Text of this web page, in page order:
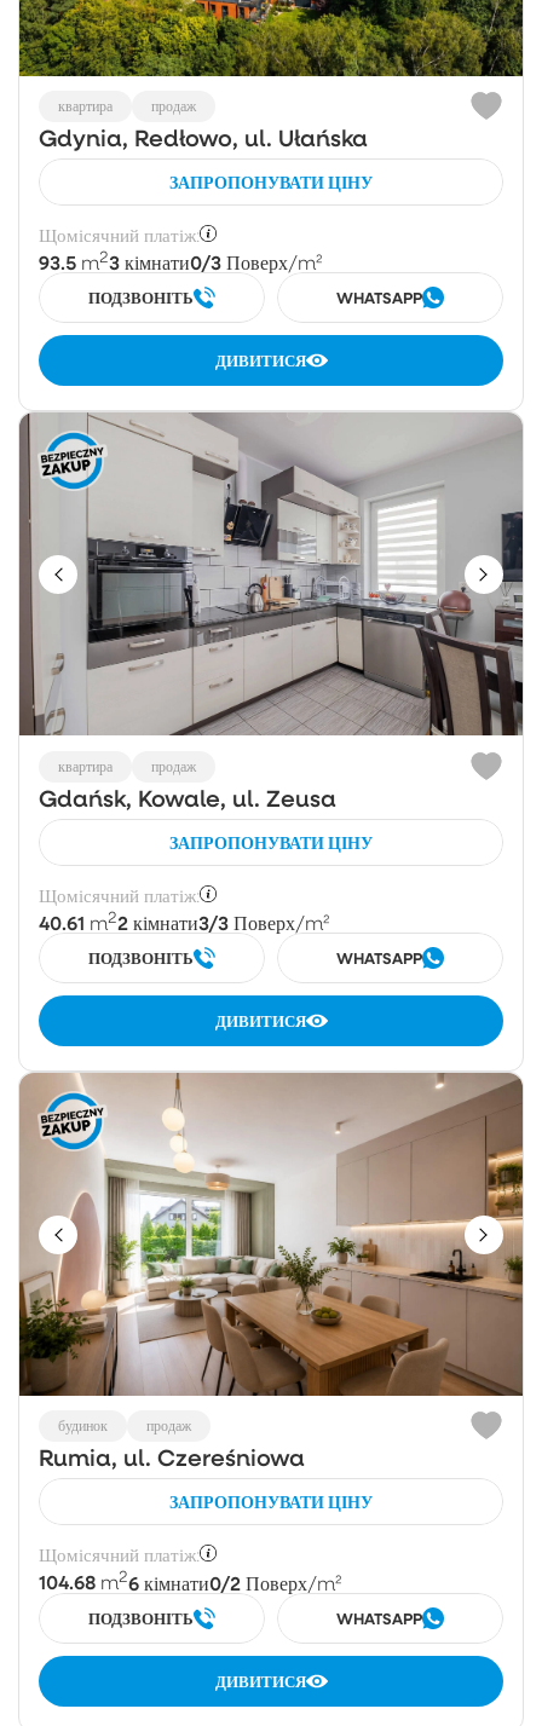
квартира продаж
Gdynia, Redłowo, ul. Ułańska
ЗАПРОПОНУВАТИ ЦІНУ
Щомісячний платіж:
93.5 m23 кімнати0/3 Поверх/m²
ПОДЗВОНІТЬ WHATSAPP
ДИВИТИСЯ
квартира продаж
Gdańsk, Kowale, ul. Zeusa
ЗАПРОПОНУВАТИ ЦІНУ
Щомісячний платіж:
40.61 m22 кімнати3/3 Поверх/m²
ПОДЗВОНІТЬ WHATSAPP
ДИВИТИСЯ
будинок продаж
Rumia, ul. Czereśniowa
ЗАПРОПОНУВАТИ ЦІНУ
Щомісячний платіж:
104.68 m26 кімнати0/2 Поверх/m²
ПОДЗВОНІТЬ WHATSAPP
ДИВИТИСЯ